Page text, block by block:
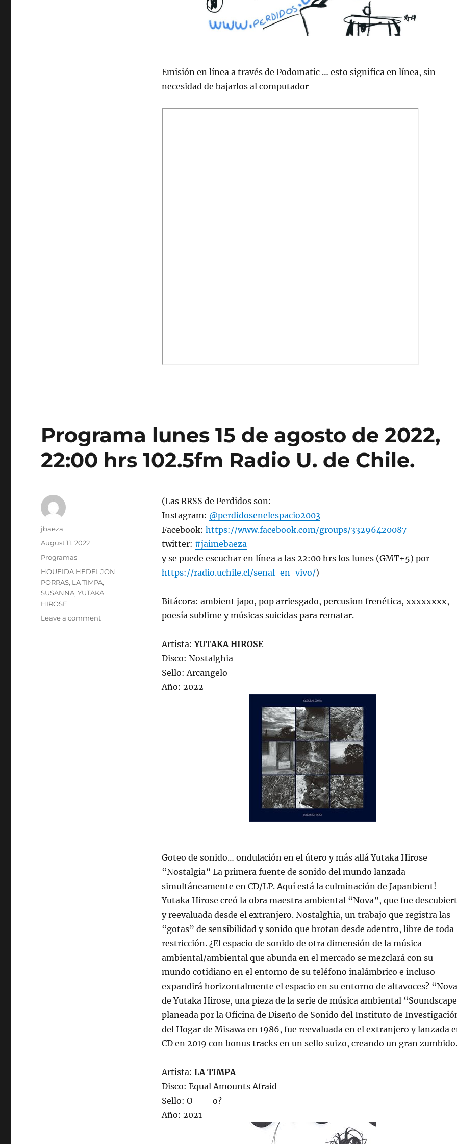
Emisión en lí­nea a través de Podomatic … esto significa en lí­nea, sin
necesidad de bajarlos al computador
Programa lunes 15 de agosto de 2022,
22:00 hrs 102.5fm Radio U. de Chile.
(Las RRSS de Perdidos son:
Instagram: @perdidosenelespacio2003
Facebook: https://www.facebook.com/groups/33296420087
twitter: #jaimebaeza
y se puede escuchar en línea a las 22:00 hrs los lunes (GMT+5) por
https://radio.uchile.cl/senal-en-vivo/)
Bitácora: ambient japo, pop arriesgado, percusion frenética, xxxxxxxx,
poesía sublime y músicas suicidas para rematar.
Artista:YUTAKA HIROSE
Disco: Nostalghia
Sello: Arcangelo
Año: 2022
Goteo de sonido… ondulación en el útero y más allá Yutaka Hirose
“Nostalgia” La primera fuente de sonido del mundo lanzada
simultáneamente en CD/LP. Aquí está la culminación de Japanbient!
Yutaka Hirose creó la obra maestra ambiental “Nova”, que fue
y reevaluada desde el extranjero. Nostalghia, un trabajo que registra las
“gotas” de sensibilidad y sonido que brotan desde adentro, libre de toda
restricción. ¿El espacio de sonido de otra dimensión de la música
ambiental/ambiental que abunda en el mercado se mezclará con su
mundo cotidiano en el entorno de su teléfono inalámbrico e incluso
expandirá horizontalmente el espacio en su entorno de altavoces?
de Yutaka Hirose, una pieza de la serie de música ambiental
planeada por la Oficina de Diseño de Sonido del Instituto de
del Hogar de Misawa en 1986, fue reevaluada en el extranjero y lanzada
CD en 2019 con bonus tracks en un sello suizo, creando un gran zumbido.
Artista: LA TIMPA
Disco: Equal Amounts Afraid
Sello: O___o?
Año: 2021
Author
jbaeza
Posted
August 11, 2022
Categories
Programas
Tags
HOUEIDA HEDFI,JON
PORRAS, LA TIMPA,
SUSANNA,YUTAKA
HIROSE
Leave a commenton